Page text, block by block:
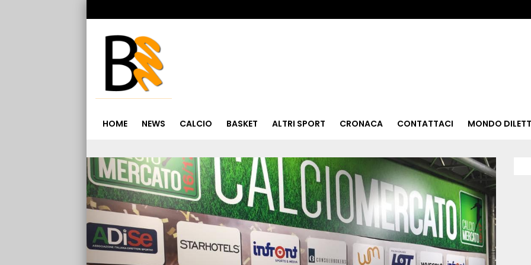
HOME NEWS CALCIO BASKET ALTRI SPORT CRONACA CONTATTACI MONDO